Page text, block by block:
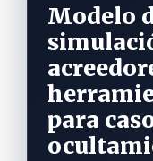
Modelo
para